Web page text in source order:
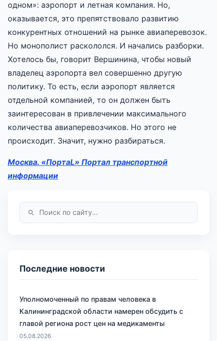
одном»: аэропорт и летная компания. Но,
оказывается, это препятствовало развитию
конкурентных отношений на рынке авиаперевозок.
Но монополист раскололся. И начались разборки.
Хотелось бы, говорит Вершинина, чтобы новый
владелец аэропорта вел совершенно другую
политику. То есть, если аэропорт является
отдельной компанией, то он должен быть
заинтересован в привлечении максимального
количества авиаперевозчиков. Но этого не
происходит. Значит, нужно разбираться.
Москва. «ПортаL» Портал транспортной
информации
Последние новости
Уполномоченный по правам человека в
Калининградской области намерен обсудить с
главой региона рост цен на медикаменты
05.08.2026